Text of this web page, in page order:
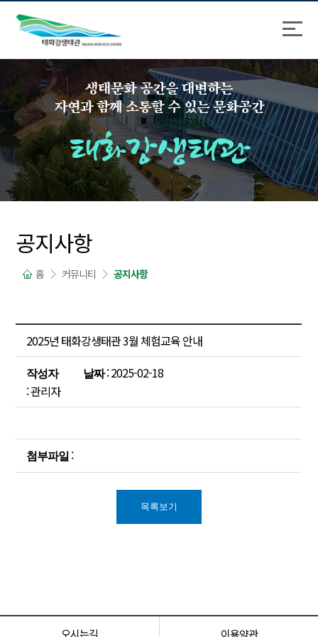
생태문화 공간을 대변하는
자연과 함께 소통할 수 있는 문화공간
태화강생태관
공지사항
홈 커뮤니티 공지사항
2025년 태화강생태관 3월 체험교육 안내
작성자
: 관리자
날짜: 2025-02-18
첨부파일 :
목록보기
오시는길 이용약관